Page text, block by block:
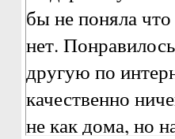
бы не поняла
нет.
другую по
качественно
не как дома, но